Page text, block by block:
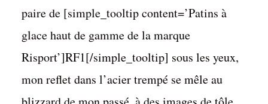
paire de [simple_tooltip content=’Patins à
glace haut de gamme de la marque
Risport’]RF1[/simple_tooltip] sous les yeux,
mon reflet dans l’acier trempé se mêle au